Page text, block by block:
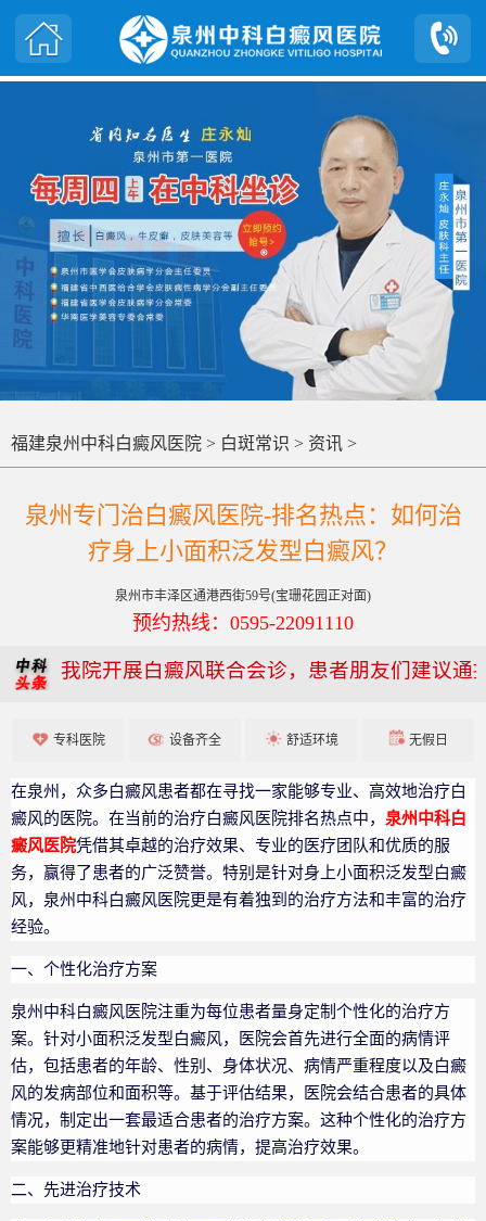
福建泉州中科白癜风医院 > 白斑常识 > 资讯 >
泉州专门治白癜风医院-排名热点：如何治
疗身上小面积泛发型白癜风？
泉州市丰泽区通港西街59号(宝珊花园正对面)
预约热线：0595-22091110
我院开展白癜风联合会诊，患者朋友们建议通
专科医院 设备齐全 舒适环境 无假日
在泉州，众多白癜风患者都在寻找一家能够专业、高效地治疗白
癜风的医院。在当前的治疗白癜风医院排名热点中， 泉州中科白
癜风医院凭借其卓越的治疗效果、专业的医疗团队和优质的服
务，赢得了患者的广泛赞誉。特别是针对身上小面积泛发型白癜
风，泉州中科白癜风医院更是有着独到的治疗方法和丰富的治疗
经验。
一、个性化治疗方案
泉州中科白癜风医院注重为每位患者量身定制个性化的治疗方
案。针对小面积泛发型白癜风，医院会首先进行全面的病情评
估，包括患者的年龄、性别、身体状况、病情严重程度以及白癜
风的发病部位和面积等。基于评估结果，医院会结合患者的具体
情况，制定出一套最适合患者的治疗方案。这种个性化的治疗方
案能够更精准地针对患者的病情，提高治疗效果。
二、先进治疗技术